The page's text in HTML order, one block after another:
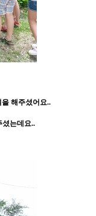
해주셨어요..
셨는데요..